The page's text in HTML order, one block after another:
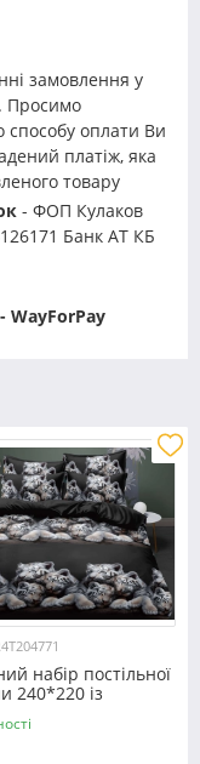
замовлення у
Просимо
способу оплати Ви
платіж, яка
товару
- ФОП Кулаков
Банк АТ КБ
WayForPay
набір постільної
240*220 із
№204771